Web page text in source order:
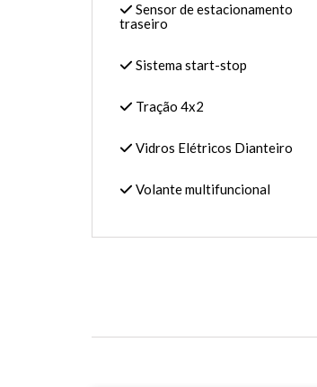
Sensor de estacionamento
traseiro
Sistema start-stop
Tração 4x2
Vidros Elétricos Dianteiro
Volante multifuncional